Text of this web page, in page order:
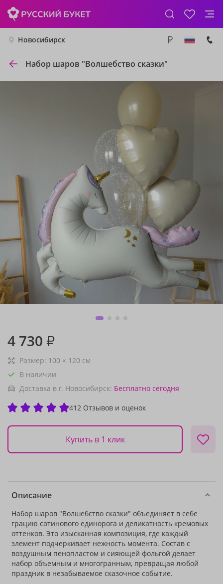
Новосибирск
Набор шаров "Волшебство сказки"
4 730 ₽
Размер: 100 × 120 см
В наличии
Доставка в г. Новосибирск: Бесплатно сегодня
412 Отзывов и оценок
Купить в 1 клик
Описание
Набор шаров "Волшебство сказки" объединяет в себе
грацию сатинового единорога и деликатность кремовых
оттенков. Это изысканная композиция, где каждый
элемент подчеркивает нежность момента. Состав с
воздушным пенопластом и сияющей фольгой делает
набор объемным и многогранным, превращая любой
праздник в незабываемое сказочное событие.